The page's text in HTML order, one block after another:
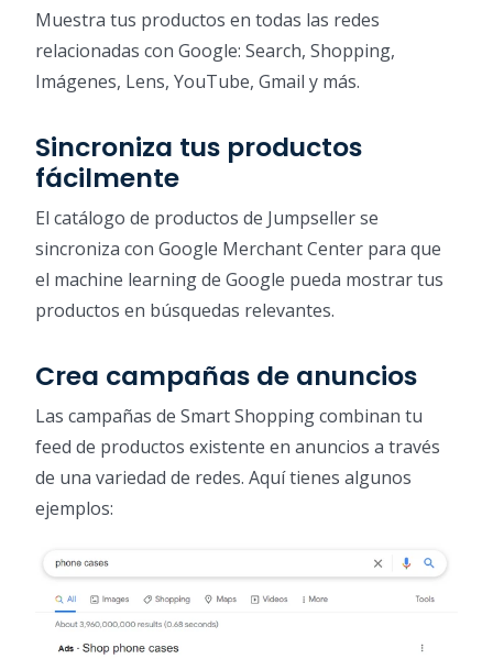
Muestra tus productos en todas las redes
relacionadas con Google: Search, Shopping,
Imágenes, Lens, YouTube, Gmail y más.
Sincroniza tus productos
fácilmente
El catálogo de productos de Jumpseller se
sincroniza con Google Merchant Center para que
el machine learning de Google pueda mostrar tus
productos en búsquedas relevantes.
Crea campañas de anuncios
Las campañas de Smart Shopping combinan tu
feed de productos existente en anuncios a través
de una variedad de redes. Aquí tienes algunos
ejemplos: